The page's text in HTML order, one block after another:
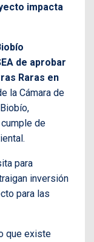
impacta
de aprobar
Raras en
la Cámara de
de
para
inversión
para las
que existe